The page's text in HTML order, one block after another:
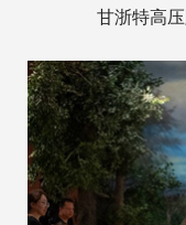
甘浙特高